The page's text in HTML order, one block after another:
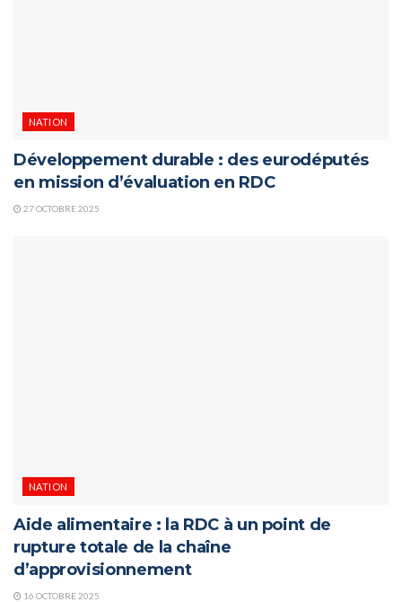
NATION
Développement durable : des eurodéputés
en mission d’évaluation en RDC
27 OCTOBRE 2025
NATION
Aide alimentaire : la RDC à un point de
rupture totale de la chaîne
d’approvisionnement
16 OCTOBRE 2025